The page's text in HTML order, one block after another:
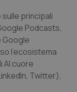
sulle principali
Podcasts,
Google
l’ecosistema
Al cuore
Twitter),